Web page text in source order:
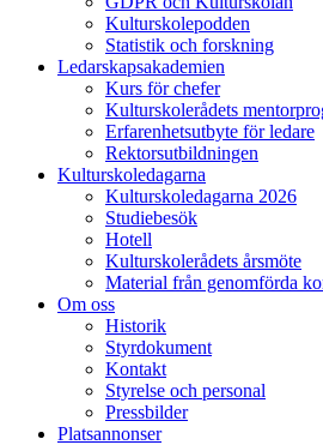
Kulturskolepodden
Statistik och forskning
Ledarskapsakademien
Kurs för chefer
Kulturskolerådets
Erfarenhetsutbyte för ledare
Rektorsutbildningen
Kulturskoledagarna
Kulturskoledagarna 2026
Studiebesök
Hotell
Kulturskolerådets årsmöte
Material från genomförda
Om oss
Historik
Styrdokument
Kontakt
Styrelse och personal
Pressbilder
Platsannonser